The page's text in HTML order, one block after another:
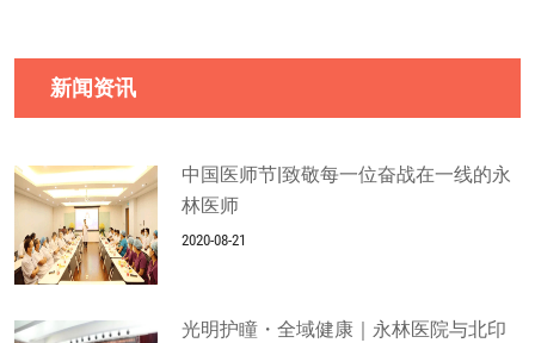
新闻资讯
中国医师节|致敬每一位奋战在一线的永
林医师
2020-08-21
光明护瞳・全域健康｜永林医院与北印